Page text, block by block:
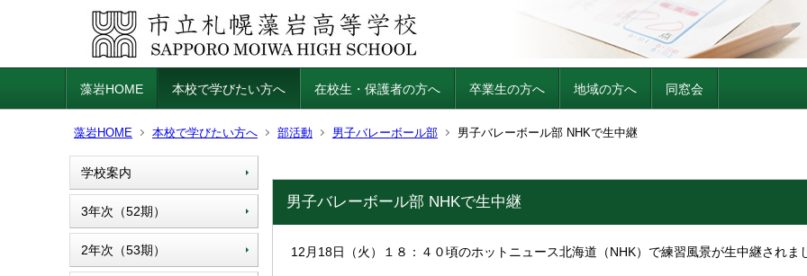
藻岩HOME 本校で学びたい方へ 在校生・保護者の方へ 卒業生の方へ 地域の方へ 同窓会
藻岩HOME 本校で学びたい方へ 部活動 男子バレーボール部 男子バレーボール部 NHKで生中継
学校案内
3年次（52期）
2年次（53期）
男子バレーボール部 NHKで生中継
12月18日（火）１８：４０頃のホットニュース北海道（NHK）で練習風景が生中継されま